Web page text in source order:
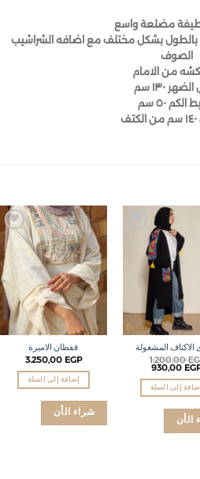
مضلعة واسع
بالطول بشكل مختلف مع اضافه الشراشيب
الصوف
من الامام
١٣٠ سم
٥٠ سم
Add to
wishlist
المشغولة
1.200,00
930,00
إلى السلة
Add to
wishlist
قفطان الاميرة
3.250,00EGP
إضافة إلى السلة
شراء الأن